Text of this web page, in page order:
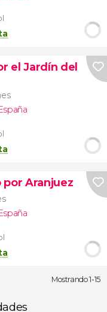
el Jardín del
por Aranjuez
Mostrando 1-15